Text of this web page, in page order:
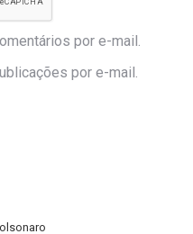
por e-mail.
por e-mail.